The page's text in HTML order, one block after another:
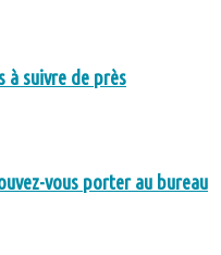
à suivre de près
vous porter au bureau